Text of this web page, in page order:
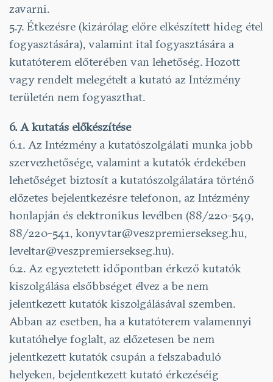
zavarni.
5.7. Étkezésre (kizárólag előre elkészített hideg étel
fogyasztására), valamint ital fogyasztására a
kutatóterem előterében van lehetőség. Hozott
vagy rendelt melegételt a kutató az Intézmény
területén nem fogyaszthat.
6. A kutatás előkészítése
6.1. Az Intézmény a kutatószolgálati munka jobb
szervezhetősége, valamint a kutatók érdekében
lehetőséget biztosít a kutatószolgálatára történő
előzetes bejelentkezésre telefonon, az Intézmény
honlapján és elektronikus levélben (88/220-549,
88/220-541, konyvtar@veszpremiersekseg.hu,
leveltar@veszpremiersekseg.hu).
6.2. Az egyeztetett időpontban érkező kutatók
kiszolgálása elsőbbséget élvez a be nem
jelentkezett kutatók kiszolgálásával szemben.
Abban az esetben, ha a kutatóterem valamennyi
kutatóhelye foglalt, az előzetesen be nem
jelentkezett kutatók csupán a felszabaduló
helyeken, bejelentkezett kutató érkezéséig